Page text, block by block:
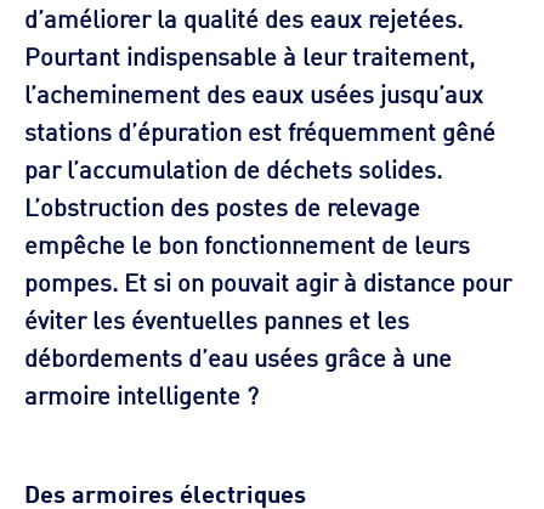
d’améliorer la qualité des eaux rejetées.
Pourtant indispensable à leur traitement,
l’acheminement des eaux usées jusqu’aux
stations d’épuration est fréquemment gêné
par l’accumulation de déchets solides.
L’obstruction des postes de relevage
empêche le bon fonctionnement de leurs
pompes. Et si on pouvait agir à distance pour
éviter les éventuelles pannes et les
débordements d’eau usées grâce à une
armoire intelligente ?
Des armoires électriques